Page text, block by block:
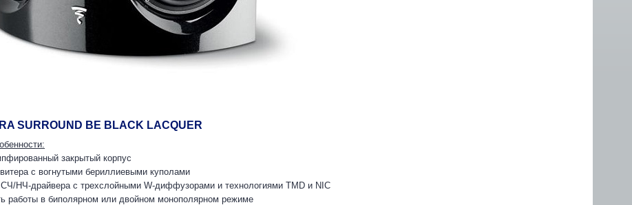
SURROUND BE BLACK LACQUER
закрытый корпус
с вогнутыми бериллиевыми куполами
НЧ-драйвера с трехслойными W-диффузорами и технологиями TMD и NIC
работы в биполярном или двойном монополярном режиме